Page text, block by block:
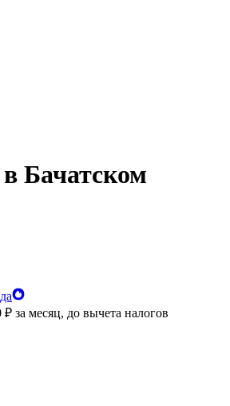
Бачатском
₽ за месяц, до вычета налогов